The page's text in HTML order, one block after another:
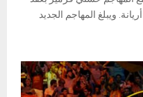
ويبلغ المهاجم الجديد